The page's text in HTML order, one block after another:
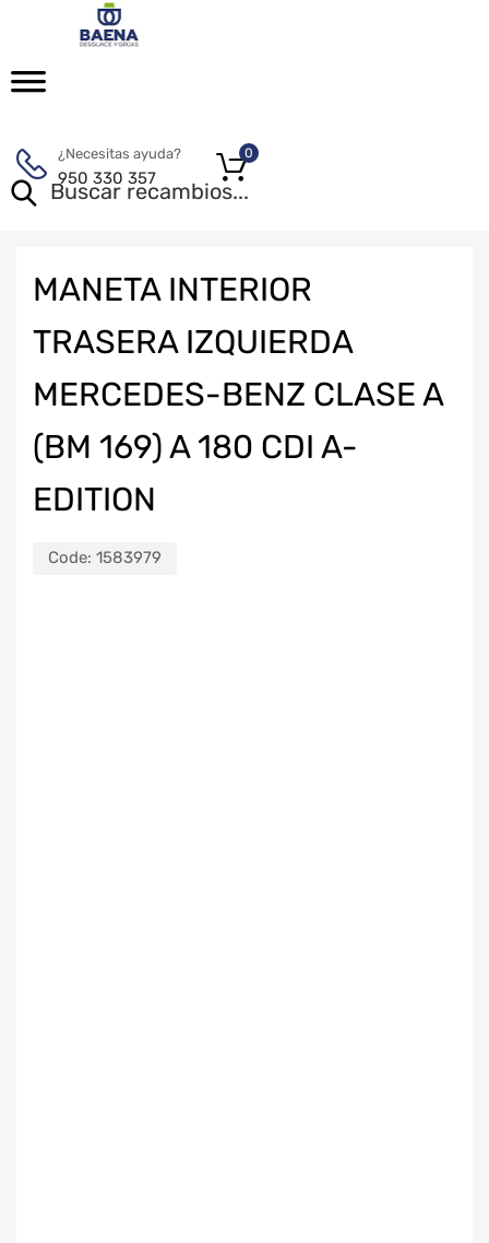
¿Necesitas ayuda?
950 330 357
0
MANETA INTERIOR
TRASERA IZQUIERDA
MERCEDES-BENZ CLASE A
(BM 169) A 180 CDI A-
EDITION
Code: 1583979